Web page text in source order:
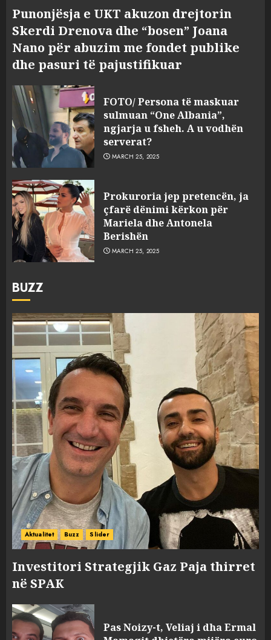
Punonjësja e UKT akuzon drejtorin
Skerdi Drenova dhe “bosen” Joana
Nano për abuzim me fondet publike
dhe pasuri të pajustifikuar
FOTO/ Persona të maskuar
sulmuan “One Albania”,
ngjarja u fsheh. A u vodhën
serverat?
MARCH 25, 2025
Prokuroria jep pretencën, ja
çfarë dënimi kërkon për
Mariela dhe Antonela
Berishën
MARCH 25, 2025
BUZZ
Aktualitet Buzz Slider
Investitori Strategjik Gaz Paja thirret
në SPAK
Pas Noizy-t, Veliaj i dha Ermal